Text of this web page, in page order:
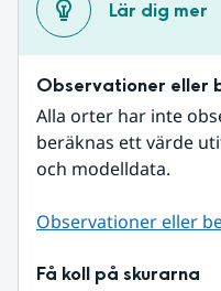
Lär dig mer
Observationer eller
Alla orter har inte
beräknas ett värde
och modelldata.
Observationer eller
Få koll på skurarna